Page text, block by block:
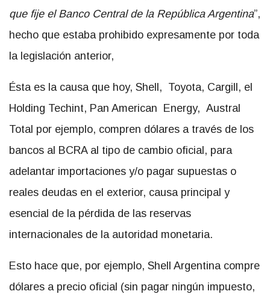
que fije el Banco Central de la República Argentina”,
hecho que estaba prohibido expresamente por toda
la legislación anterior,
Ésta es la causa que hoy, Shell, Toyota, Cargill, el
Holding Techint, Pan American Energy, Austral
Total por ejemplo, compren dólares a través de los
bancos al BCRA al tipo de cambio oficial, para
adelantar importaciones y/o pagar supuestas o
reales deudas en el exterior, causa principal y
esencial de la pérdida de las reservas
internacionales de la autoridad monetaria.
Esto hace que, por ejemplo, Shell Argentina compre
dólares a precio oficial (sin pagar ningún impuesto,